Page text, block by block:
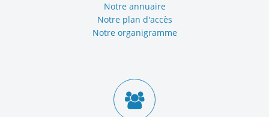
Notre annuaire
Notre plan d'accès
Notre organigramme